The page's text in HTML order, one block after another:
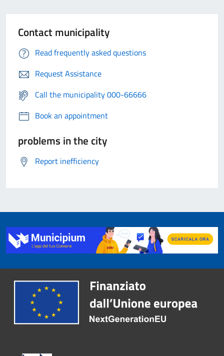
Contact municipality
Read frequently asked questions
Request Assistance
Call the municipality 000-66666
Book an appointment
problems in the city
Report inefficiency